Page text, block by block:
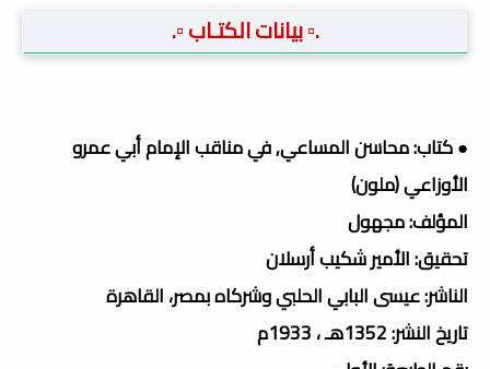
.▫️ بيانات الكتـاب ▫️.
● كتاب: محاسن المساعي, في مناقب الإمام أبي عمرو
الأوزاعي (ملون)
المؤلف: مجهول
تحقيق: الأمير شكيب أرسلان
الناشر: عيسى البابي الحلبي وشركاه بمصر، القاهرة
تاريخ النشر: 1352هـ ، 1933م